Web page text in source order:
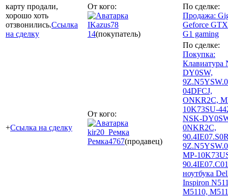
карту продали,
хорошо хоть
отзвонились.Ссылка
на сделку
От кого:
IKazus78
14(покупатель)
По сделке:
Продажа:
Geforce
G1 gaming
+Ссылка на сделку
От кого:
kir20_Ремка
Ремка4767(продавец)
По сделке:
Покупка:
Клавиатура
DY0SW,
04DFCJ,
ONKR2C,
10K73SU-
NSK-
0NKR2C,
MP-
ноутбука
Inspiron
M5110,